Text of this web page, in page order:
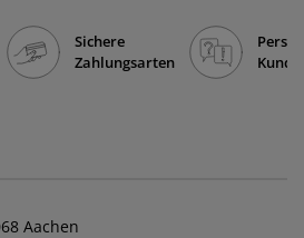
Sichere
Zahlungsarten
Aachen